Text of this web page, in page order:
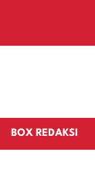
BOX REDAKSI